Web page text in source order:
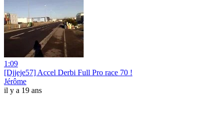
1:09
[Djjeje57] Accel Derbi Full Pro race 70 !
Jérôme
il y a 19 ans